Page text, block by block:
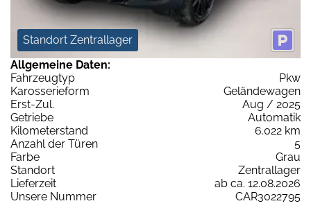
Standort Zentrallager
Allgemeine Daten:
Fahrzeugtyp
Pkw
Karosserieform
Geländewagen
Erst-Zul.
Aug / 2025
Getriebe
Automatik
Kilometerstand
6.022 km
Anzahl der Türen
5
Farbe
Grau
Standort
Zentrallager
Lieferzeit
ab ca. 12.08.2026
Unsere Nummer
CAR3022795